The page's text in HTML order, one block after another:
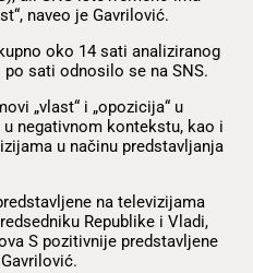
naveo je Gavrilović.
oko 14 sati analiziranog
sati odnosilo se na SNS.
„vlast“ i „opozicija“ u
negativnom kontekstu, kao i
u načinu predstavljanja
na televizijama
Republike i Vladi,
S pozitivnije predstavljene